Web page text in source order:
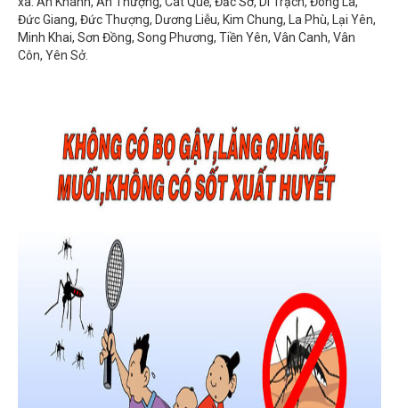
Đức Giang, Đức Thượng, Dương Liễu, Kim Chung, La Phù, Lại Yên,
Minh Khai, Sơn Đồng, Song Phương, Tiền Yên, Vân Canh, Vân
Côn, Yên Sở.